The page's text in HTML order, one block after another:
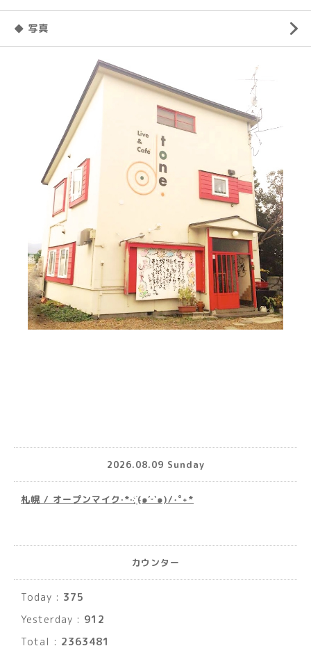
◆ 写真
2026.08.09 Sunday
札幌 / オープンマイク·*· ҉(๑′ᵕ‵๑)/‧˚︎˖*
カウンター
Today : 375
Yesterday : 912
Total : 2363481